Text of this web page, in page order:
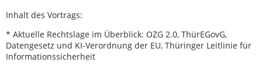
Inhalt des Vortrags:
* Aktuelle Rechtslage im Überblick: OZG 2.0, ThürEGovG,
Datengesetz und KI-Verordnung der EU, Thüringer Leitlinie für
Informationssicherheit